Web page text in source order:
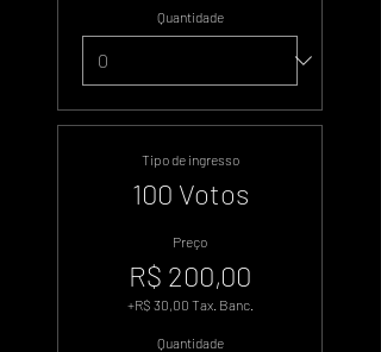
Quantidade
Tipo de ingresso
100 Votos
Preço
R$ 200,00
+R$ 30,00 Tax. Banc.
Quantidade